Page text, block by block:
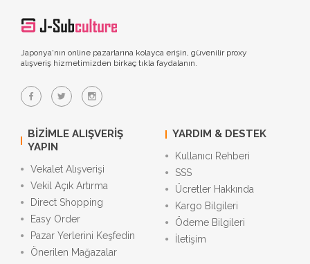
Japonya'nın online pazarlarına kolayca erişin, güvenilir proxy
alışveriş hizmetimizden birkaç tıkla faydalanın.
BIZIMLE ALIŞVERIŞ
YAPIN
Vekalet Alışverişi
Vekil Açık Artırma
Direct Shopping
Easy Order
Pazar Yerlerini Keşfedin
Önerilen Mağazalar
YARDIM & DESTEK
Kullanıcı Rehberi
SSS
Ücretler Hakkında
Kargo Bilgileri
Ödeme Bilgileri
İletişim